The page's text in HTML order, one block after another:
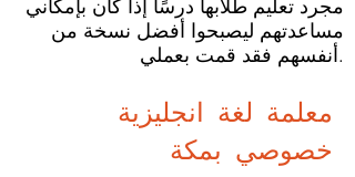
مجرد تعليم طلابها درسًا إذا كان بإمكاني
مساعدتهم ليصبحوا أفضل نسخة من
أنفسهم فقد قمت بعملي.
معلمة لغة انجليزية
خصوصي بمكة